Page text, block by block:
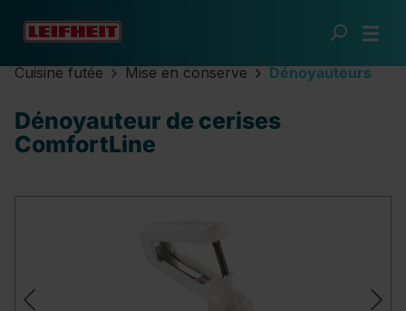
Passer au contenu principal
Cuisine futée Mise en conserve Dénoyauteurs
Dénoyauteur de cerises
ComfortLine